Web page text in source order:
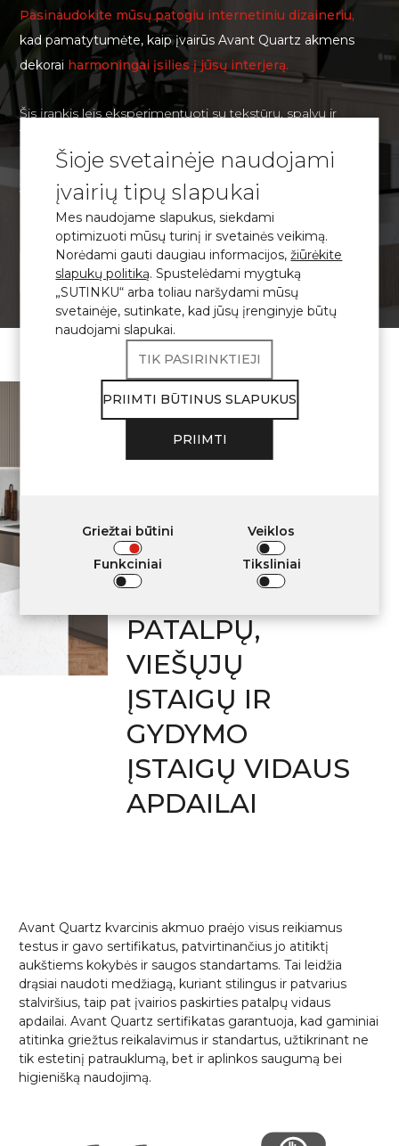
Pasinaudokite mūsų patogiu internetiniu dizaineriu,
kad pamatytumėte, kaip įvairūs Avant Quartz akmens
dekorai harmoningai įsilies į jūsų interjerą.
Šis įrankis leis eksperimentuoti su tekstūrų, spalvų ir
faktūrų deriniais, kuriant unikalius dizaino sprendimus jūsų
erdvei. Realios vizualizacijos dėka galėsite iš anksto
įvertinti, kaip organiškai pasirinktos medžiagos atrodys
Jūsų interjero kontekste, ir priimti pagrįstą sprendimą dėl
dizaino.
VIZUALIZAVIMAS
\ Sertifikuotas
Avant Quartz
gaminiai atitinka
REIKALAVIMUS
NAUDOTI
GYVENAMŲJŲ
PATALPŲ,
VIEŠŲJŲ
ĮSTAIGŲ IR
GYDYMO
ĮSTAIGŲ VIDAUS
APDAILAI
Avant Quartz kvarcinis akmuo praėjo visus reikiamus
testus ir gavo sertifikatus, patvirtinančius jo atitiktį
aukštiems kokybės ir saugos standartams. Tai leidžia
drąsiai naudoti medžiagą, kuriant stilingus ir patvarius
stalviršius, taip pat įvairios paskirties patalpų vidaus
apdailai. Avant Quartz sertifikatas garantuoja, kad gaminiai
atitinka griežtus reikalavimus ir standartus, užtikrinant ne
tik estetinį patrauklumą, bet ir aplinkos saugumą bei
higienišką naudojimą.
Šioje svetainėje naudojami
įvairių tipų slapukai
Mes naudojame slapukus, siekdami
optimizuoti mūsų turinį ir svetainės veikimą.
Norėdami gauti daugiau informacijos,žiūrėkite
slapukų politiką. Spustelėdami mygtuką
„SUTINKU“ arba toliau naršydami mūsų
svetainėje, sutinkate, kad jūsų įrenginyje būtų
naudojami slapukai.
TIK PASIRINKTIEJI
PRIIMTI BŪTINUS SLAPUKUS
PRIIMTI
Griežtai būtini Veiklos
Funkciniai Tiksliniai